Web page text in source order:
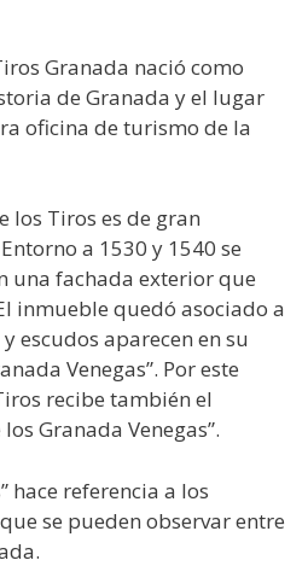
Granada nació como
de Granada y el lugar
oficina de turismo de la
los Tiros es de gran
a 1530 y 1540 se
una fachada exterior que
inmueble quedó asociado a
escudos aparecen en su
Venegas”. Por este
recibe también el
Granada Venegas”.
hace referencia a los
se pueden observar entre